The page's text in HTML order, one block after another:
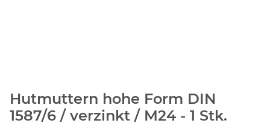
Hutmuttern hohe Form DIN
1587/6 / verzinkt / M24 - 1 Stk.